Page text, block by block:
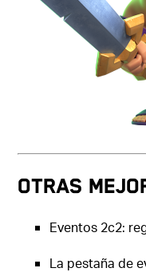
OTRAS
Eventos 2c2:
La pestaña de